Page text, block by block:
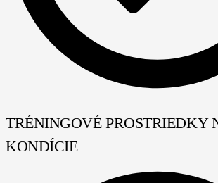
TRÉNINGOVÉ PROSTRIEDKY
KONDÍCIE